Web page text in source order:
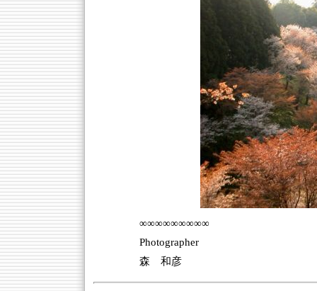
∞∞∞∞∞∞∞∞∞
Photographer
森 和彦